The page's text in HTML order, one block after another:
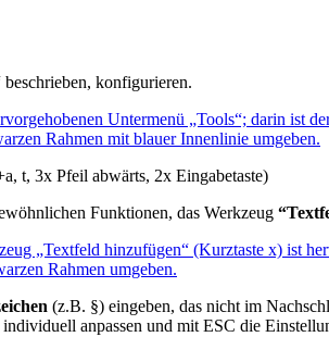
konfigurieren.
t, 3x Pfeil abwärts, 2x Eingabetaste)
Funktionen, das Werkzeug
(z.B. §) eingeben, das nicht im
anpassen und mit ESC die